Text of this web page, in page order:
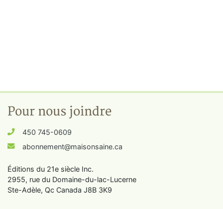
Pour nous joindre
450 745-0609
abonnement@maisonsaine.ca
Éditions du 21e siècle Inc.
2955, rue du Domaine-du-lac-Lucerne
Ste-Adèle, Qc Canada J8B 3K9